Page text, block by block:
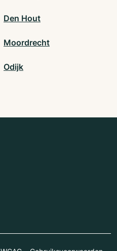
Den Hout
Moordrecht
Odijk